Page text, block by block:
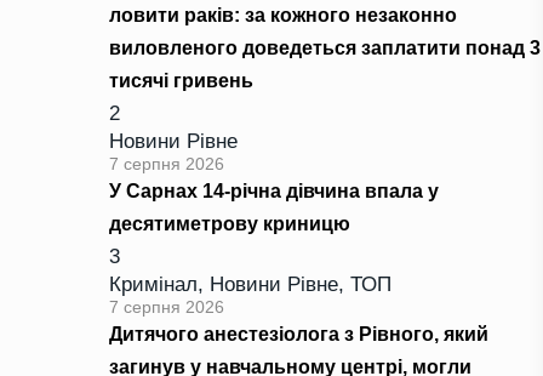
ловити раків: за кожного незаконно
виловленого доведеться заплатити понад 3
тисячі гривень
2
Новини Рівне
7 серпня 2026
У Сарнах 14-річна дівчина впала у
десятиметрову криницю
3
Кримінал, Новини Рівне, ТОП
7 серпня 2026
Дитячого анестезіолога з Рівного, який
загинув у навчальному центрі, могли